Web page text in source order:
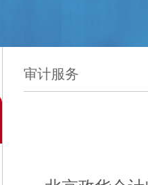
审计服务